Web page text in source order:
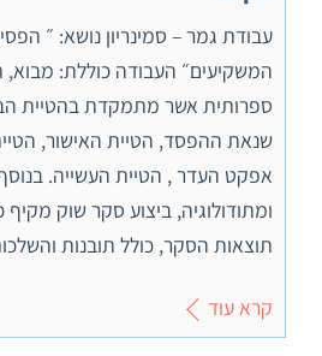
עבודת גמר – סמינריון נושא: ״
המשקיעים״ העבודה כוללת: מבוא,
ספרותית אשר מתמקדת בהטיית
שנאת ההפסד, הטיית האישור,
אפקט העדר , הטיית העשייה.
ומתודולוגיה, ביצוע סקר שוק
תוצאות הסקר, כולל תובנות
קרא עוד